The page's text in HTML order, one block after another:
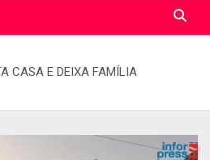
CASA E DEIXA FAMÍLIA